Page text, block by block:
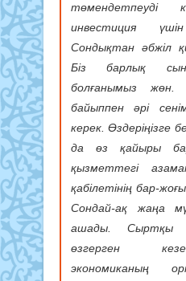
төмендетпеуді
инвестиция
Сондықтан әбжіл
Біз барлық
болғанымыз жөн.
байыппен әрі
керек. Өздеріңізге
да өз қайыры
қызметтегі
қабілетінің бар-
Сондай-ақ жаңа
ашады. Сыртқы
өзгерген
экономиканың